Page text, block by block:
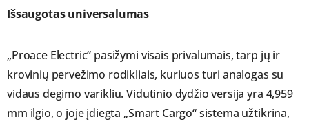
Išsaugotas universalumas
„Proace Electric“ pasižymi visais privalumais, tarp jų ir
krovinių pervežimo rodikliais, kuriuos turi analogas su
vidaus degimo varikliu. Vidutinio dydžio versija yra 4,959
mm ilgio, o joje įdiegta „Smart Cargo“ sistema užtikrina,